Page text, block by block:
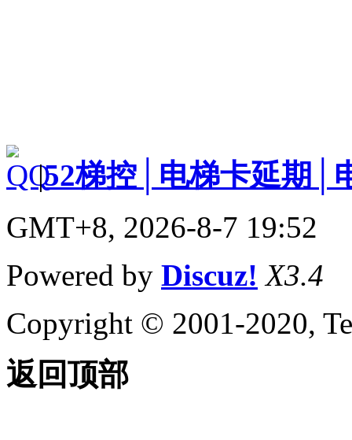
|52梯控│电梯卡延期│
GMT+8, 2026-8-7 19:52
Powered by Discuz! X3.4
Copyright © 2001-2020,
返回顶部